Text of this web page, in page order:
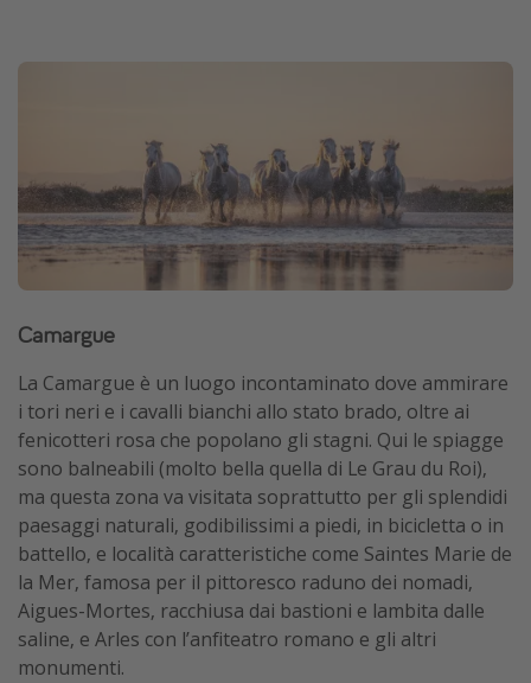
Camargue
La Camargue è un luogo incontaminato dove ammirare
i tori neri e i cavalli bianchi allo stato brado, oltre ai
fenicotteri rosa che popolano gli stagni. Qui le spiagge
sono balneabili (molto bella quella di Le Grau du Roi),
ma questa zona va visitata soprattutto per gli splendidi
paesaggi naturali, godibilissimi a piedi, in bicicletta o in
battello, e località caratteristiche come Saintes Marie de
la Mer, famosa per il pittoresco raduno dei nomadi,
Aigues-Mortes, racchiusa dai bastioni e lambita dalle
saline, e Arles con l’anfiteatro romano e gli altri
monumenti.